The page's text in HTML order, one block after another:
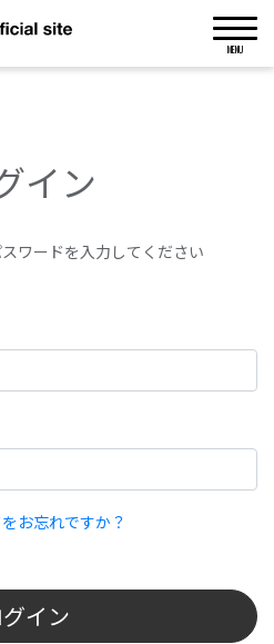
MENU
イン
ワードを入力してください
お忘れですか？
イン